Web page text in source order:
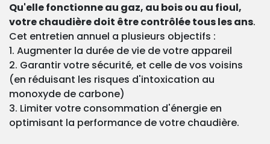
Qu'elle fonctionne au gaz, au bois ou au fioul,
votre chaudière doit être contrôlée tous les ans.
Cet entretien annuel a plusieurs objectifs :
1. Augmenter la durée de vie de votre appareil
2. Garantir votre sécurité, et celle de vos voisins
(en réduisant les risques d'intoxication au
monoxyde de carbone)
3. Limiter votre consommation d'énergie en
optimisant la performance de votre chaudière.